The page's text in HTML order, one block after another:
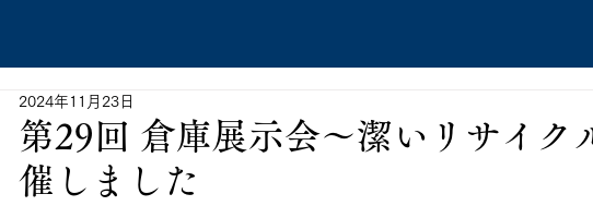
第29回 倉庫展示会〜潔いリサイク
催しました
2024年11月23日